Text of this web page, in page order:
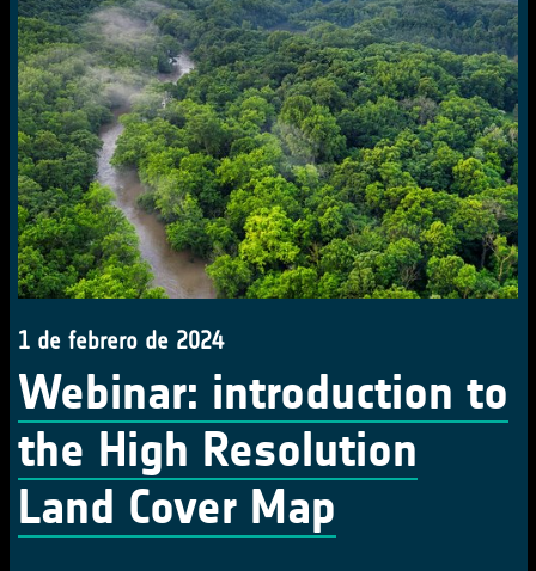
1 de febrero de 2024
Webinar: introduction to
the High Resolution
Land Cover Map